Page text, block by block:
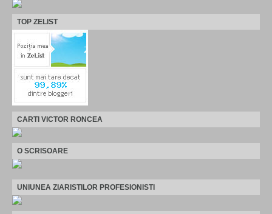
TOP ZELIST
CARTI VICTOR RONCEA
O SCRISOARE
UNIUNEA ZIARISTILOR PROFESIONISTI